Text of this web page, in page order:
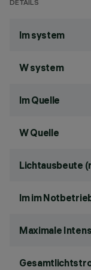
DETAILS
lm system
W system
lm Quelle
W Quelle
Lichtausbeute
lm im
Maximale